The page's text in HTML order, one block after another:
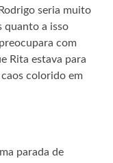
seria muito
quanto a isso
com
Rita estava para
colorido em
parada de